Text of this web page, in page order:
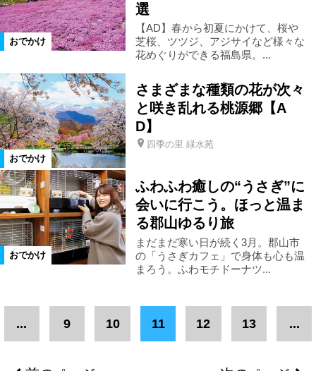
博物館 美術館 見学 日帰り
スキー・スノボ デート 道の駅
おでかけ
選
【AD】春から初夏にかけて、桜や
芝桜、ツツジ、アジサイなど様々な
花めぐりができる福島県。...
おでかけ
さまざまな種類の花が次々
と咲き乱れる桃源郷【A
D】
四季の里 緑水苑
おでかけ
ふわふわ癒しの“うさぎ”に
会いに行こう。ほっと温ま
る郡山ゆるり旅
まだまだ寒い日が続く3月。郡山市
の「うさぎカフェ」で身体も心も温
まろう。ふわモチドーナツ...
... 9 10 11 12 13 ...